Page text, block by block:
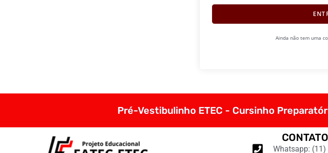
Ainda não tem uma
Pré-Vestibulinho ETEC - Cursinho
Whatsapp: